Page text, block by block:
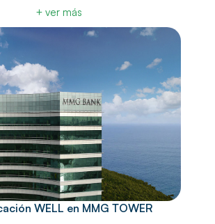
+ ver más
WELL en MMG TOWER